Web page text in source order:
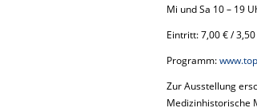
Mi und Sa 10 – 19
Eintritt: 7,00 € /
Programm:
Zur Ausstellung
Medizinhistorische